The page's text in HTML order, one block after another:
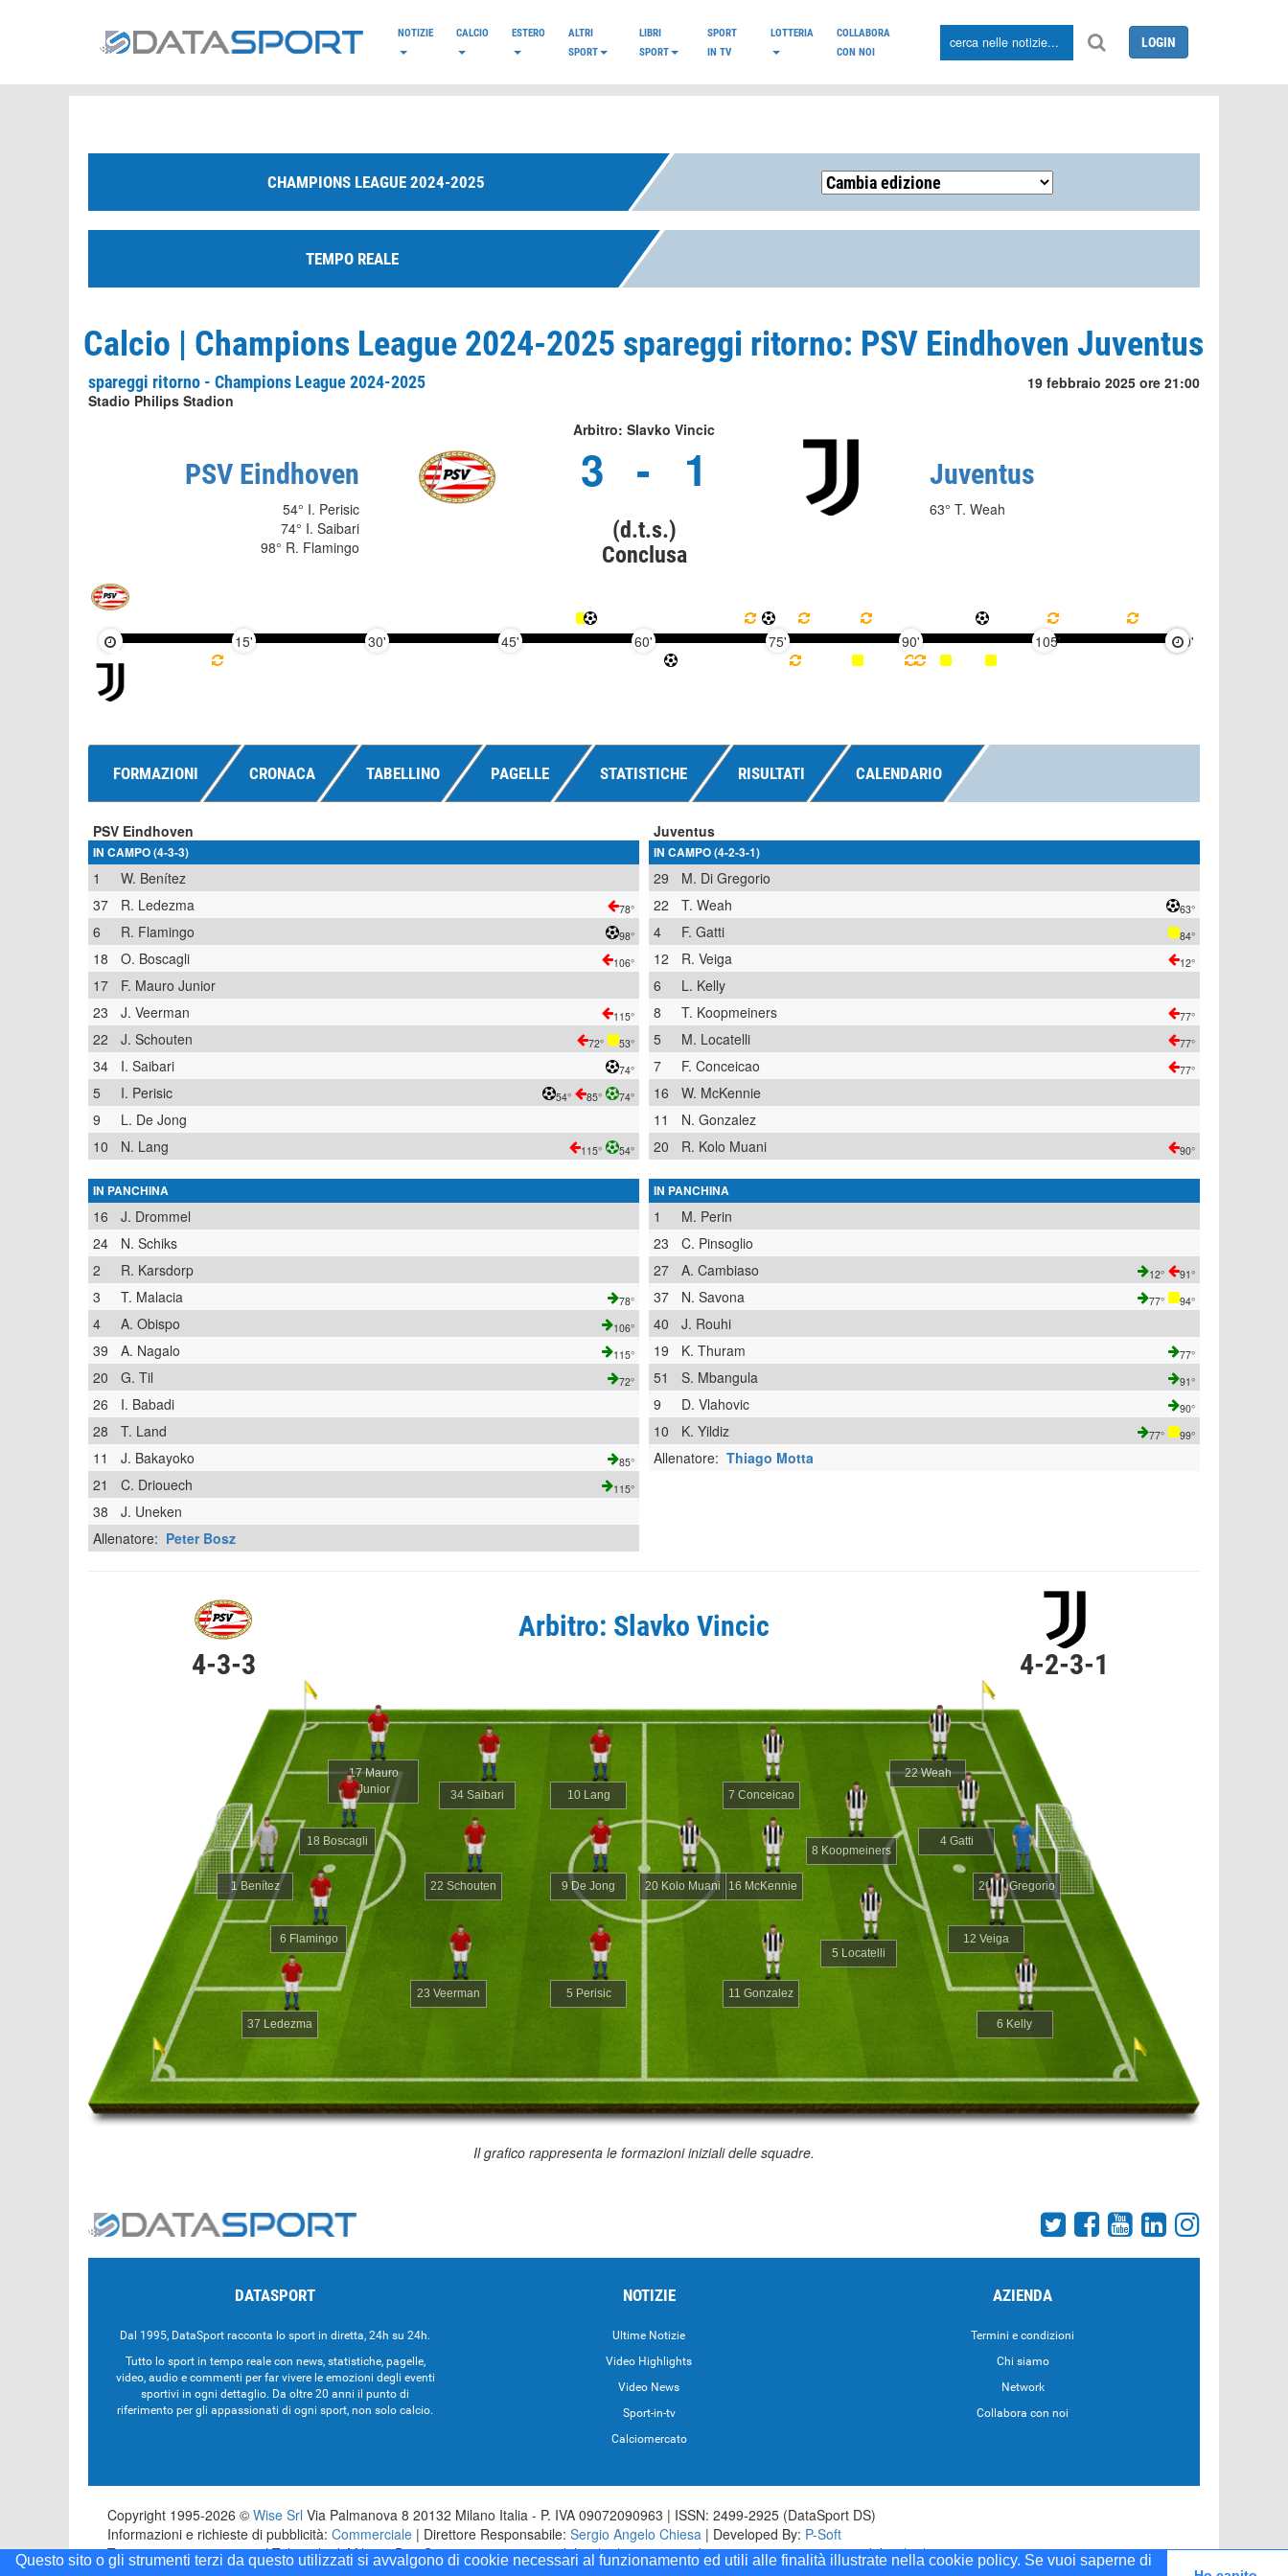
Questo sito o gli strumenti terzi da questo utilizzati si avvalgono di cookie necessari al funzionamento ed utili alle finalità illustrate nella cookie policy. Se vuoi saperne di
NOTIZIE CALCIO ESTERO
ALTRI
SPORT
LIBRI
SPORT
SPORT
IN TV
LOTTERIA
COLLABORA
CON NOI
LOGIN
CHAMPIONS LEAGUE 2024-2025
TEMPO REALE
Calcio | Champions League 2024-2025 spareggi ritorno: PSV Eindhoven Juventus
spareggi ritorno - Champions League 2024-2025
Stadio Philips Stadion
19 febbraio 2025 ore 21:00
Arbitro: Slavko Vincic
PSV Eindhoven
54° I. Perisic
74° I. Saibari
98° R. Flamingo
3 - 1
(d.t.s.)
Conclusa
Juventus
63° T. Weah
15' 30' 45' 60' 75' 90' 105' 120'
FORMAZIONI CRONACA TABELLINO PAGELLE STATISTICHE RISULTATI CALENDARIO
PSV Eindhoven
IN CAMPO (4-3-3)
1
W. Benítez
37
R. Ledezma 78°
6 R. Flamingo 98°
18 O. Boscagli 106°
17
F. Mauro Junior
23
J. Veerman 115°
22 J. Schouten 72° 53°
34 I. Saibari 74°
5 I. Perisic 54° 85° 74°
9
L. De Jong
10
N. Lang 115° 54°
IN PANCHINA
16
J. Drommel
24
N. Schiks
2
R. Karsdorp
3
T. Malacia 78°
4 A. Obispo 106°
39 A. Nagalo 115°
20 G. Til 72°
26
I. Babadi
28
T. Land
11
J. Bakayoko 85°
21 C. Driouech 115°
38
J. Uneken
Allenatore: Peter Bosz
Juventus
IN CAMPO (4-2-3-1)
29
M. Di Gregorio
22
T. Weah 63°
4 F. Gatti 84°
12 R. Veiga 12°
6
L. Kelly
8
T. Koopmeiners 77°
5 M. Locatelli 77°
7 F. Conceicao 77°
16
W. McKennie
11
N. Gonzalez
20
R. Kolo Muani 90°
IN PANCHINA
1
M. Perin
23
C. Pinsoglio
27
A. Cambiaso 12° 91°
37 N. Savona 77° 94°
40
J. Rouhi
19
K. Thuram 77°
51 S. Mbangula 91°
9 D. Vlahovic 90°
10 K. Yildiz 77° 99°
Allenatore: Thiago Motta
4-3-3
Arbitro: Slavko Vincic
4-2-3-1
1 Benítez 29 Di Gregorio
37 Ledezma
22 Weah
6 Flamingo
4 Gatti
18 Boscagli
12 Veiga
17 Mauro
Junior
6 Kelly
23 Veerman
8 Koopmeiners
22 Schouten
5 Locatelli
34 Saibari 7 Conceicao
5 Perisic
16 McKennie
9 De Jong
11 Gonzalez
10 Lang
20 Kolo Muani
Il grafico rappresenta le formazioni iniziali delle squadre.
DATASPORT
Dal 1995, DataSport racconta lo sport in diretta, 24h su 24h.
Tutto lo sport in tempo reale con news, statistiche, pagelle,
video, audio e commenti per far vivere le emozioni degli eventi
sportivi in ogni dettaglio. Da oltre 20 anni il punto di
riferimento per gli appassionati di ogni sport, non solo calcio.
NOTIZIE
Ultime Notizie
Video Highlights
Video News
Sport-in-tv
Calciomercato
AZIENDA
Termini e condizioni
Chi siamo
Network
Collabora con noi
Copyright 1995-2026 © Wise Srl Via Palmanova 8 20132 Milano Italia - P. IVA 09072090963 | ISSN: 2499-2925 (DataSport DS)
Informazioni e richieste di pubblicità: Commerciale | Direttore Responsabile: Sergio Angelo Chiesa | Developed By: P-Soft
Testata registrata presso il Tribunale di Milano: DataSport iscrizione n.173 del 30/03/1985 - www.datasport.it iscrizione n.255 del 20/04/2001